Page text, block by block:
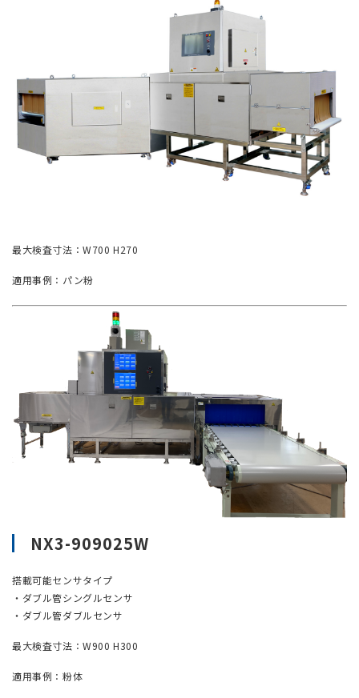
最大検査寸法：W700 H270
適用事例：パン粉
NX3-909025W
搭載可能センサタイプ
・ダブル管シングルセンサ
・ダブル管ダブルセンサ
最大検査寸法：W900 H300
適用事例：粉体